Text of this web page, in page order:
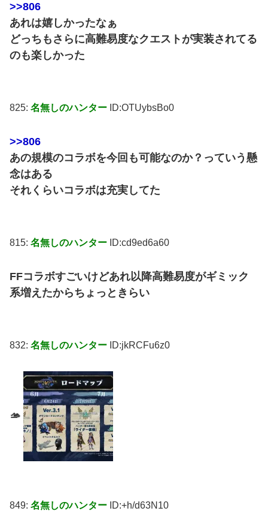
>>806
あれは嬉しかったなぁ
どっちもさらに高難易度なクエストが実装されてる
のも楽しかった
825: 名無しのハンター ID:OTUybsBo0
>>806
あの規模のコラボを今回も可能なのか？っていう懸
念はある
それくらいコラボは充実してた
815: 名無しのハンター ID:cd9ed6a60
FFコラボすごいけどあれ以降高難易度がギミック
系増えたからちょっときらい
832: 名無しのハンター ID:jkRCFu6z0
🫴
849: 名無しのハンター ID:+h/d63N10